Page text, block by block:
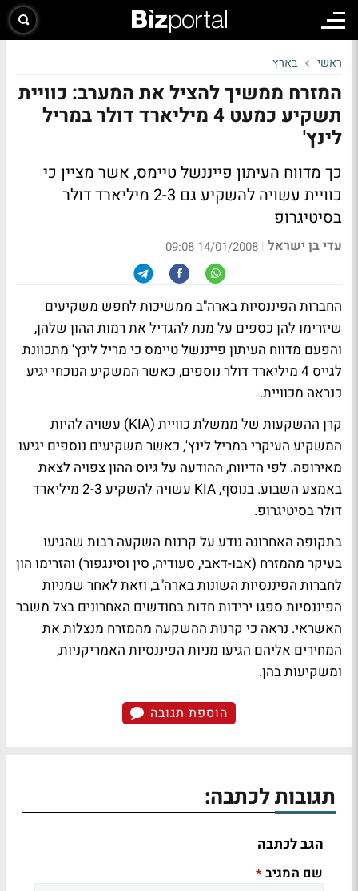
ראשי בארץ
המזרח ממשיך להציל את המערב: כוויית
תשקיע כמעט 4 מיליארד דולר במריל
לינץ'
כך מדווח העיתון פייננשל טיימס, אשר מציין כי
כוויית עשויה להשקיע גם 2-3 מיליארד דולר
בסיטיגרופ
עדי בן ישראל |
14/01/2008 09:08
החברות הפיננסיות בארה"ב ממשיכות לחפש משקיעים
שיזרימו להן כספים על מנת להגדיל את רמות ההון שלהן,
והפעם מדווח העיתון פייננשל טיימס כי מריל לינץ' מתכוונת
לגייס 4 מיליארד דולר נוספים, כאשר המשקיע הנוכחי יגיע
כנראה מכוויית.
קרן ההשקעות של ממשלת כוויית (KIA) עשויה להיות
המשקיע העיקרי במריל לינץ', כאשר משקיעים נוספים יגיעו
מאירופה. לפי הדיווח, ההודעה על גיוס ההון צפויה לצאת
באמצע השבוע. בנוסף, KIA עשויה להשקיע 2-3 מיליארד
דולר בסיטיגרופ.
בתקופה האחרונה נודע על קרנות השקעה רבות שהגיעו
בעיקר מהמזרח (אבו-דאבי, סעודיה, סין וסינגפור) והזרימו הון
לחברות הפיננסיות השונות בארה"ב, וזאת לאחר שמניות
הפיננסיות ספגו ירידות חדות בחודשים האחרונים בצל משבר
האשראי. נראה כי קרנות ההשקעה מהמזרח מנצלות את
המחירים אליהם הגיעו מניות הפיננסיות האמריקניות,
ומשקיעות בהן.
הוספת תגובה
תגובות לכתבה:
הגב לכתבה
שם המגיב *